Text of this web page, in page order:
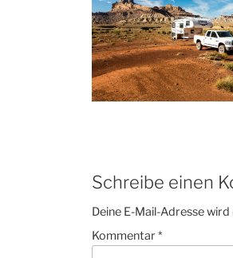
Schreibe einen
Deine E-Mail-Adresse
Kommentar*